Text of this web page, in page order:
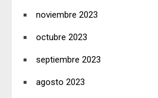
noviembre 2023
octubre 2023
septiembre 2023
agosto 2023